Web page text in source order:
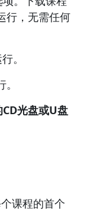
行，无需任何
。
光盘或U盘
课程的首个